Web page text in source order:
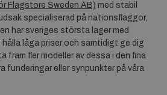
Flagstore Sweden AB) med stabil
specialiserad på nationsflaggor,
har sveriges största lager med
låga priser och samtidigt ge dig
fram fler modeller av dessa i den fina
funderingar eller synpunkter på våra